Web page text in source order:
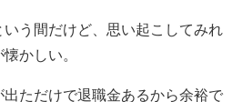
う間だけど、思い起こしてみれ
かしい。
ただけで退職金あるから余裕で